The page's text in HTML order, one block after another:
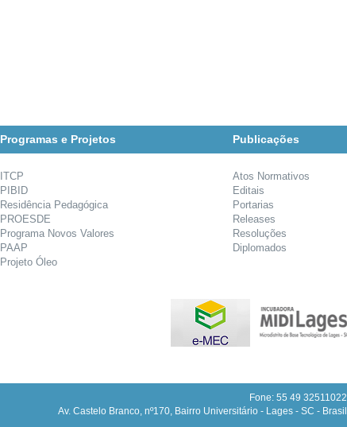
Programas e Projetos
ITCP
PIBID
Residência Pedagógica
PROESDE
Programa Novos Valores
PAAP
Projeto Óleo
Publicações
Atos Normativos
Editais
Portarias
Releases
Resoluções
Diplomados
Fone: 55 49 32511022
Av. Castelo Branco, nº170, Bairro Universitário - Lages - SC - Brasil